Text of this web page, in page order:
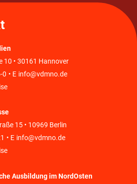
10 • 30161 Hannover
0 • E info@vdmno.de
15 • 10969 Berlin
• E info@vdmno.de
Ausbildung im NordOsten